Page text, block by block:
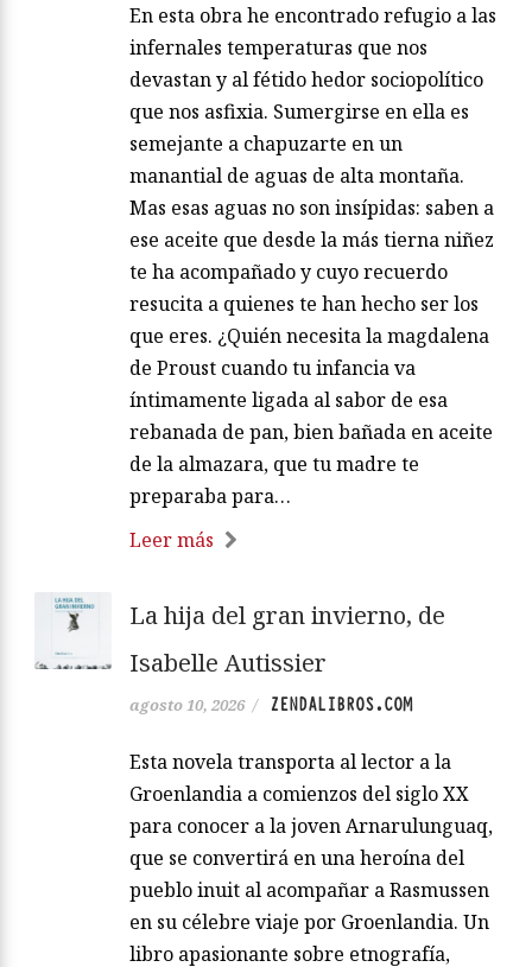
En esta obra he encontrado refugio a las
infernales temperaturas que nos
devastan y al fétido hedor sociopolítico
que nos asfixia. Sumergirse en ella es
semejante a chapuzarte en un
manantial de aguas de alta montaña.
Mas esas aguas no son insípidas: saben a
ese aceite que desde la más tierna niñez
te ha acompañado y cuyo recuerdo
resucita a quienes te han hecho ser los
que eres. ¿Quién necesita la magdalena
de Proust cuando tu infancia va
íntimamente ligada al sabor de esa
rebanada de pan, bien bañada en aceite
de la almazara, que tu madre te
preparaba para…
Leer más
La hija del gran invierno, de
Isabelle Autissier
agosto 10, 2026 / ZENDALIBROS.COM
Esta novela transporta al lector a la
Groenlandia a comienzos del siglo XX
para conocer a la joven Arnarulunguaq,
que se convertirá en una heroína del
pueblo inuit al acompañar a Rasmussen
en su célebre viaje por Groenlandia. Un
libro apasionante sobre etnografía,